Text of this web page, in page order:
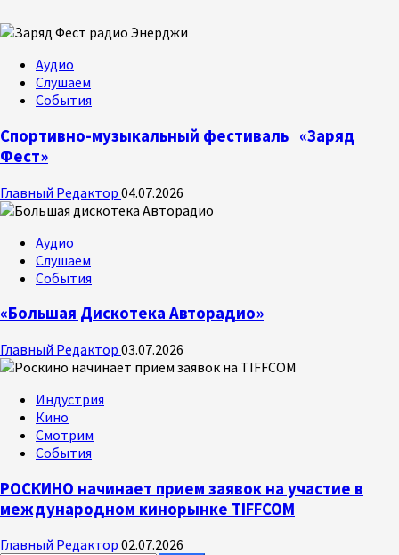
Аудио
Слушаем
События
Спортивно-музыкальный фестиваль «Заряд
Фест»
Главный Редактор 04.07.2026
Аудио
Слушаем
События
«Большая Дискотека Авторадио»
Главный Редактор 03.07.2026
Индустрия
Кино
Смотрим
События
РОСКИНО начинает прием заявок на участие в
международном кинорынке TIFFCOM
Главный Редактор 02.07.2026